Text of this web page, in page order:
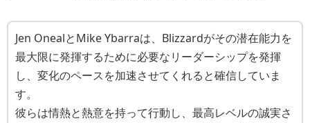
Jen OnealとMike Ybarraは、Blizzardがその潜在能力を
最大限に発揮するために必要なリーダーシップを発揮
し、変化のペースを加速させてくれると確信していま
す。
彼らは情熱と熱意を持って行動し、最高レベルの誠実さ